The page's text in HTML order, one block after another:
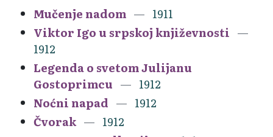
Mučenje nadom
1911
Viktor Igo u srpskoj književnosti
1912
Legenda o svetom Julijanu
Gostoprimcu
1912
Noćni napad
1912
Čvorak
1912